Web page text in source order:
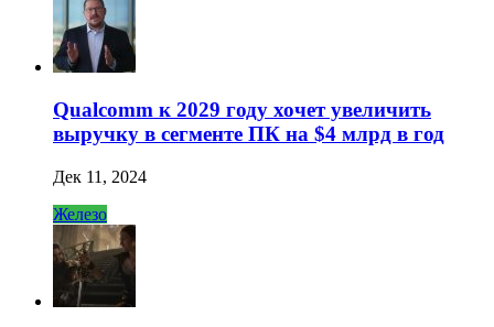
Qualcomm к 2029 году хочет увеличить
выручку в сегменте ПК на $4 млрд в год
Дек 11, 2024
Железо